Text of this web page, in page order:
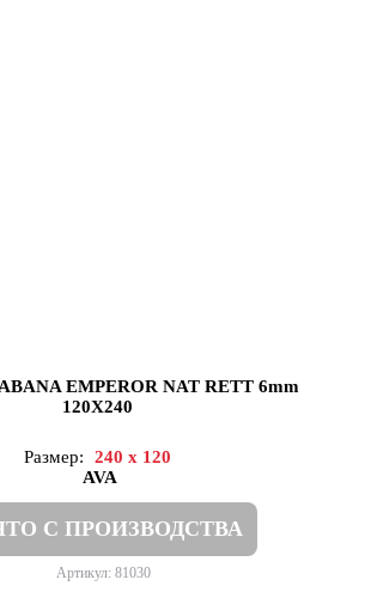
EMPEROR NAT RETT 6mm
120X240
Размер:
240 x 120
AVA
С ПРОИЗВОДСТВА
Артикул: 81030